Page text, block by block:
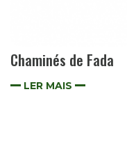
Chaminés de Fada
LER MAIS